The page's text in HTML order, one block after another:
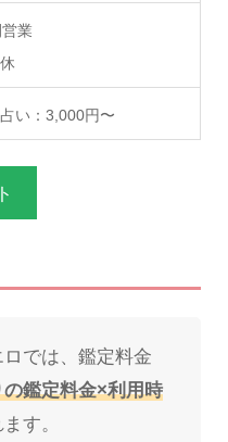
業
い：3,000円〜
では、鑑定料金
鑑定料金×利用時
す。